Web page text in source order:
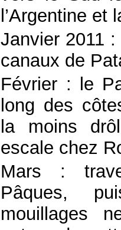
l’Argentine et
Janvier 2011
canaux de
Février : le
long des
la moins
escale chez
Mars :
Pâques,
mouillages